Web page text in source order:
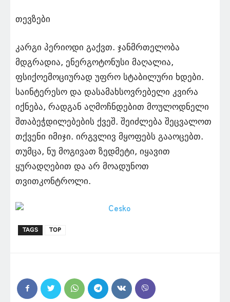
თევზები
კარგი პერიოდი გაქვთ. ჯანმრთელობა
მდგრადია, ენერგოტონუსი მაღალია,
ფსიქოემოციურად უფრო სტაბილური ხდები.
საინტერესო და დასამახსოვრებელი კვირა
იქნება, რადგან აღმოჩნდებით მოულოდნელი
შთაბეჭდილებების ქვეშ. შეიძლება შეცვალოთ
თქვენი იმიჯი. ირგვლივ მყოფებს გააოცებთ.
თუმცა, ნუ მოგივათ ზედმეტი, იყავით
ყურადღებით და არ მოადუნოთ
თვითკონტროლი.
TAGS TOP